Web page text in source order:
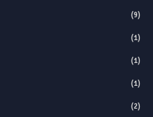
(9)
(1)
(1)
(1)
(2)